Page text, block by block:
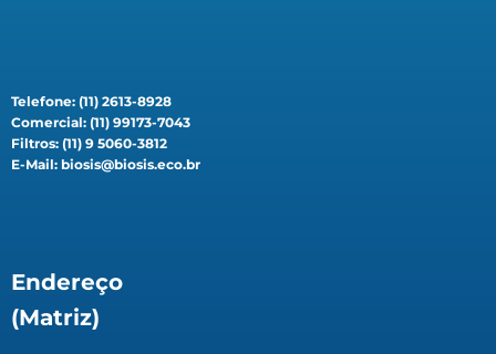
Telefone: (11) 2613-8928
Comercial: (11) 99173-7043
Filtros: (11) 9 5060-3812
E-Mail: biosis@biosis.eco.br
Endereço
(Matriz)